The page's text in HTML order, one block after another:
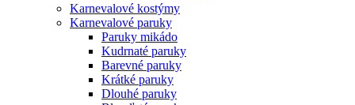
Karnevalové kostýmy
Karnevalové paruky
Paruky mikádo
Kudrnaté paruky
Barevné paruky
Krátké paruky
Dlouhé paruky